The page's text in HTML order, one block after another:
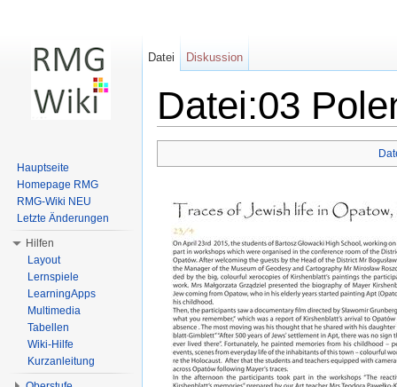
Datei:03
Datei Diskussion
Hauptseite
Homepage RMG
RMG-Wiki NEU
Letzte Änderungen
Hilfen
Layout
Lernspiele
LearningApps
Multimedia
Tabellen
Wiki-Hilfe
Kurzanleitung